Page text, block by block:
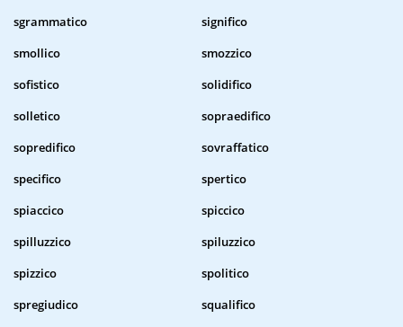
sgrammatico
significo
smollico
smozzico
sofistico
solidifico
solletico
sopraedifico
sopredifico
sovraffatico
specifico
spertico
spiaccico
spiccico
spilluzzico
spiluzzico
spizzico
spolitico
spregiudico
squalifico